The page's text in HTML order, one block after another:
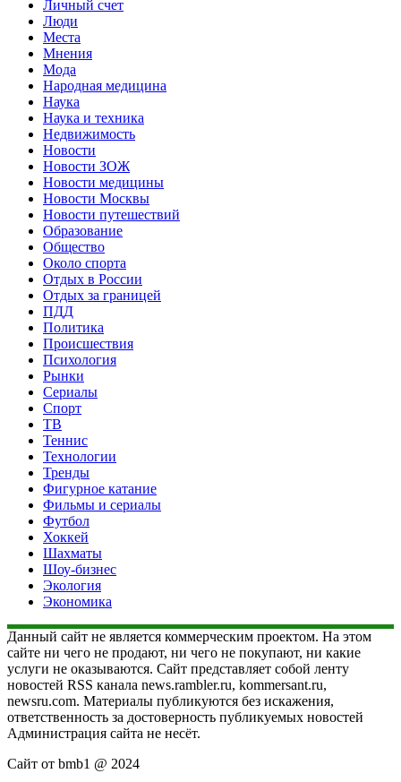
Личный счет
Люди
Места
Мнения
Мода
Народная медицина
Наука
Наука и техника
Недвижимость
Новости
Новости ЗОЖ
Новости медицины
Новости Москвы
Новости путешествий
Образование
Общество
Около спорта
Отдых в России
Отдых за границей
ПДД
Политика
Происшествия
Психология
Рынки
Сериалы
Спорт
ТВ
Теннис
Технологии
Тренды
Фигурное катание
Фильмы и сериалы
Футбол
Хоккей
Шахматы
Шоу-бизнес
Экология
Экономика
Данный сайт не является коммерческим проектом. На этом
сайте ни чего не продают, ни чего не покупают, ни какие
услуги не оказываются. Сайт представляет собой ленту
новостей RSS канала news.rambler.ru, kommersant.ru,
newsru.com. Материалы публикуются без искажения,
ответственность за достоверность публикуемых новостей
Администрация сайта не несёт.
Сайт от bmb1 @ 2024